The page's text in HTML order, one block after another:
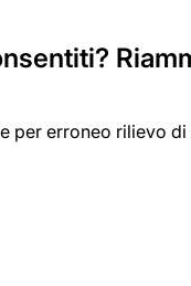
per erroneo rilievo